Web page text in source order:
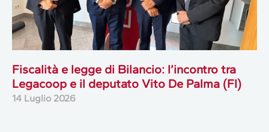
Fiscalità e legge di Bilancio: l’incontro tra
Legacoop e il deputato Vito De Palma (FI)
14 Luglio 2026